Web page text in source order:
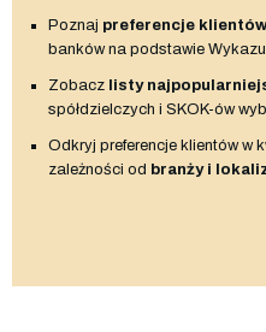
Poznaj preferencje
banków na podstawie
Zobacz listy
spółdzielczych i SKOK-ów
Odkryj preferencje klientów w
zależności od branży i